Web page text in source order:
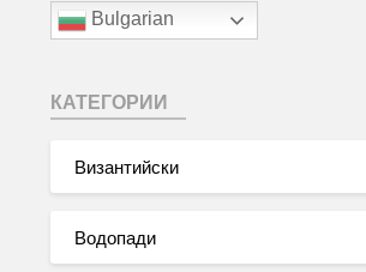
Bulgarian
КАТЕГОРИИ
Византийски
Водопади